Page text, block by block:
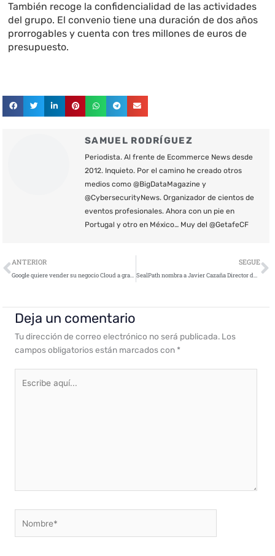
También recoge la confidencialidad de las actividades
del grupo. El convenio tiene una duración de dos años
prorrogables y cuenta con tres millones de euros de
presupuesto.
SAMUEL RODRÍGUEZ
Periodista. Al frente de Ecommerce News desde
2012. Inquieto. Por el camino he creado otros
medios como @BigDataMagazine y
@CybersecurityNews. Organizador de cientos de
eventos profesionales. Ahora con un pie en
Portugal y otro en México… Muy del @GetafeCF
Ant
ANTERIOR
Google quiere vender su negocio Cloud a grandes empresas
SEGUE
SealPath nombra a Javier Cazaña Director de Desarrollo a nivel internacional
Deja un comentario
Tu dirección de correo electrónico no será publicada. Los
campos obligatorios están marcados con *
aquí...